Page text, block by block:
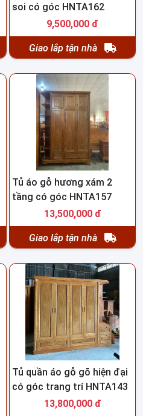
soi có góc HNTA162
9,500,000 đ
Giao lắp tận nhà
Tủ áo gỗ hương xám 2
tầng có góc HNTA157
13,500,000 đ
Giao lắp tận nhà
Tủ quần áo gỗ gõ hiện đại
có góc trang trí HNTA143
13,800,000 đ